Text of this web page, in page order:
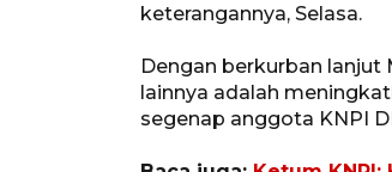
keterangannya, Selasa.
Dengan berkurban lanjut
lainnya adalah
segenap anggota KNPI